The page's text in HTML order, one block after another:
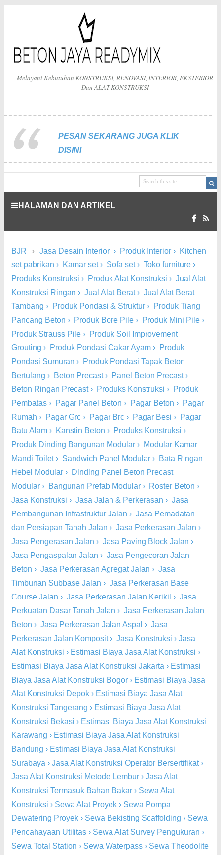
Melayani Kebutuhan KONSTRUKSI, RENOVASI, INTERIOR, EKSTERIOR
Dan ALAT KONSTRUKSI
PESAN SEKARANG JUGA KLIK
DISINI
HALAMAN DAN ARTIKEL
BJR › Jasa Desain Interior › Produk Interior › Kitchen
set pabrikan › Kamar set› Sofa set› Toko furniture ›
Produks Konstruksi › Produk Alat Konstruksi › Jual Alat
Konstruksi Ringan › Jual Alat Berat› Jual Alat Berat
Tambang › Produk Pondasi & Struktur › Produk Tiang
Pancang Beton › Produk Bore Pile › Produk Mini Pile ›
Produk Strauss Pile › Produk Soil Improvement
Grouting › Produk Pondasi Cakar Ayam › Produk
Pondasi Sumuran › Produk Pondasi Tapak Beton
Bertulang › Beton Precast› Panel Beton Precast›
Beton Ringan Precast› Produks Konstruksi › Produk
Pembatas › Pagar Panel Beton › Pagar Beton › Pagar
Rumah › Pagar Grc › Pagar Brc › Pagar Besi › Pagar
Batu Alam › Kanstin Beton › Produks Konstruksi ›
Produk Dinding Bangunan Modular › Modular Kamar
Mandi Toilet› Sandwich Panel Modular › Bata Ringan
Hebel Modular › Dinding Panel Beton Precast
Modular › Bangunan Prefab Modular › Roster Beton ›
Jasa Konstruksi › Jasa Jalan & Perkerasan › Jasa
Pembangunan Infrastruktur Jalan › Jasa Pemadatan
dan Persiapan Tanah Jalan › Jasa Perkerasan Jalan ›
Jasa Pengerasan Jalan › Jasa Paving Block Jalan ›
Jasa Pengaspalan Jalan › Jasa Pengecoran Jalan
Beton › Jasa Perkerasan Agregat Jalan › Jasa
Timbunan Subbase Jalan › Jasa Perkerasan Base
Course Jalan › Jasa Perkerasan Jalan Kerikil › Jasa
Perkuatan Dasar Tanah Jalan › Jasa Perkerasan Jalan
Beton › Jasa Perkerasan Jalan Aspal › Jasa
Perkerasan Jalan Komposit› Jasa Konstruksi › Jasa
Alat Konstruksi › Estimasi Biaya Jasa Alat Konstruksi ›
Estimasi Biaya Jasa Alat Konstruksi Jakarta › Estimasi
Biaya Jasa Alat Konstruksi Bogor › Estimasi Biaya Jasa
Alat Konstruksi Depok › Estimasi Biaya Jasa Alat
Konstruksi Tangerang › Estimasi Biaya Jasa Alat
Konstruksi Bekasi › Estimasi Biaya Jasa Alat Konstruksi
Karawang › Estimasi Biaya Jasa Alat Konstruksi
Bandung › Estimasi Biaya Jasa Alat Konstruksi
Surabaya › Jasa Alat Konstruksi Operator Bersertifikat›
Jasa Alat Konstruksi Metode Lembur › Jasa Alat
Konstruksi Termasuk Bahan Bakar › Sewa Alat
Konstruksi › Sewa Alat Proyek › Sewa Pompa
Dewatering Proyek › Sewa Bekisting Scaffolding › Sewa
Pencahayaan Utilitas › Sewa Alat Survey Pengukuran ›
Sewa Total Station › Sewa Waterpass › Sewa Theodolite